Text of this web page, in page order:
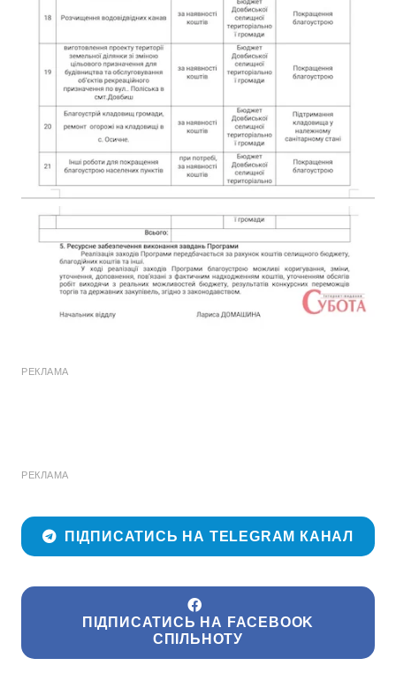
РЕКЛАМА
РЕКЛАМА
ПІДПИСАТИСЬ НА TELEGRAM КАНАЛ
ПІДПИСАТИСЬ НА FACEBOOK
СПІЛЬНОТУ